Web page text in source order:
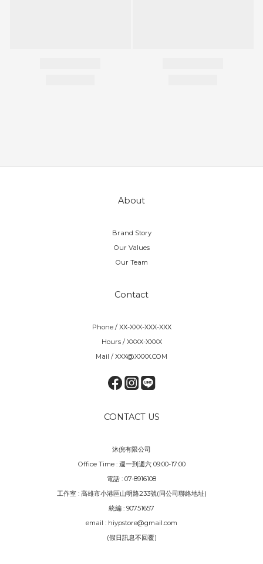
About
Brand Story
Our Values
Our Team
Contact
Phone / XX-XXX-XXX-XXX
Hours / XXXX-XXXX
Mail / XXX@XXXX.COM
CONTACT US
沐倪有限公司
Office Time : 週一到週六 09:00-17:00
電話 : 07-8916108
工作室 : 高雄市小港區山明路233號(同公司聯絡地址)
統編 : 90751657
email : hiypstore@gmail.com
(假日訊息不回覆)